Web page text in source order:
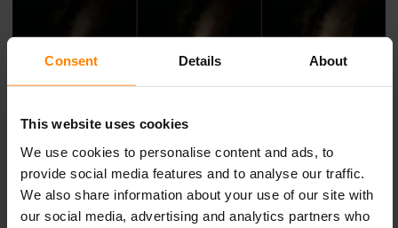
Consent Details About
This website uses cookies
We use cookies to personalise content and ads, to
provide social media features and to analyse our traffic.
We also share information about your use of our site with
our social media, advertising and analytics partners who